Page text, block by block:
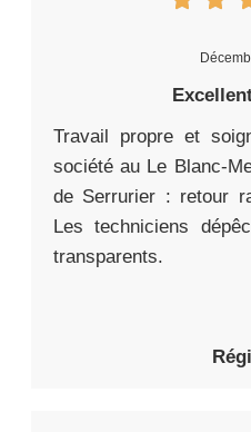
Travail propre et
société au Le Blanc-
de Serrurier : retour
Les techniciens
transparents.